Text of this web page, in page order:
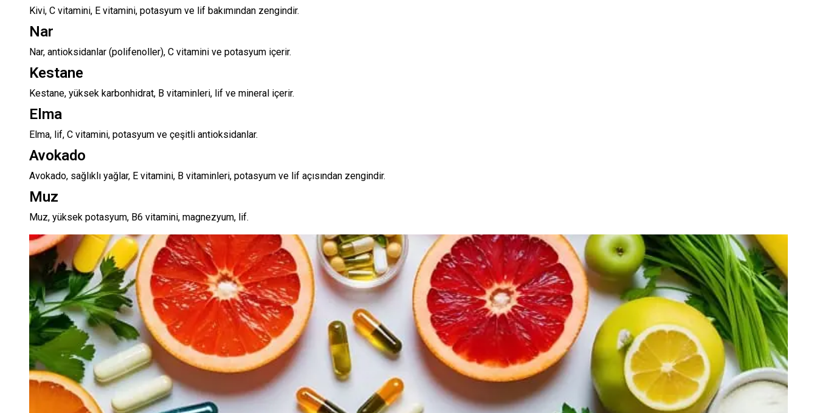
Kivi, C vitamini, E vitamini, potasyum ve lif bakımından zengindir.
Nar
Nar, antioksidanlar (polifenoller), C vitamini ve potasyum içerir.
Kestane
Kestane, yüksek karbonhidrat, B vitaminleri, lif ve mineral içerir.
Elma
Elma, lif, C vitamini, potasyum ve çeşitli antioksidanlar.
Avokado
Avokado, sağlıklı yağlar, E vitamini, B vitaminleri, potasyum ve lif açısından zengindir.
Muz
Muz, yüksek potasyum, B6 vitamini, magnezyum, lif.